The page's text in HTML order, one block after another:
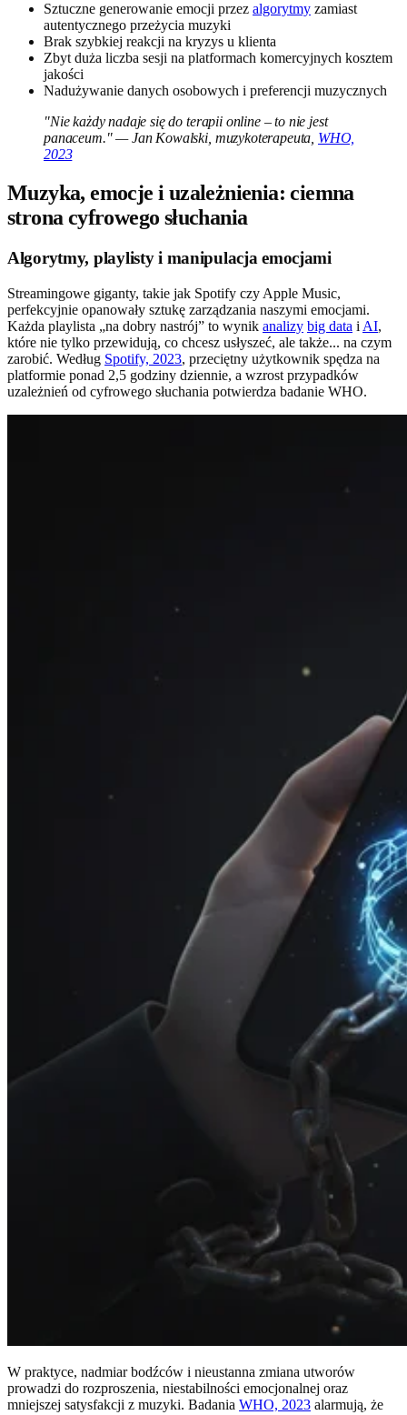
Sztuczne generowanie emocji przez algorytmy zamiast
autentycznego przeżycia muzyki
Brak szybkiej reakcji na kryzys u klienta
Zbyt duża liczba sesji na platformach komercyjnych kosztem
jakości
Nadużywanie danych osobowych i preferencji muzycznych
"Nie każdy nadaje się do terapii online – to nie jest
panaceum." — Jan Kowalski, muzykoterapeuta, WHO,
2023
Muzyka, emocje i uzależnienia: ciemna
strona cyfrowego słuchania
Algorytmy, playlisty i manipulacja emocjami
Streamingowe giganty, takie jak Spotify czy Apple Music,
perfekcyjnie opanowały sztukę zarządzania naszymi emocjami.
Każda playlista „na dobry nastrój” to wynik analizy big data i AI,
które nie tylko przewidują, co chcesz usłyszeć, ale także... na czym
zarobić. Według Spotify, 2023, przeciętny użytkownik spędza na
platformie ponad 2,5 godziny dziennie, a wzrost przypadków
uzależnień od cyfrowego słuchania potwierdza badanie WHO.
W praktyce, nadmiar bodźców i nieustanna zmiana utworów
prowadzi do rozproszenia, niestabilności emocjonalnej oraz
mniejszej satysfakcji z muzyki. Badania WHO, 2023 alarmują, że